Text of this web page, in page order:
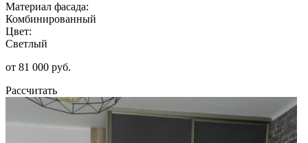
Материал фасада:
Комбинированный
Цвет:
Светлый
от 81 000 руб.
Рассчитать